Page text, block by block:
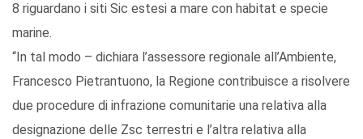
8 riguardano i siti Sic estesi a mare con habitat e specie
marine.
“In tal modo – dichiara l’assessore regionale all’Ambiente,
Francesco Pietrantuono, la Regione contribuisce a risolvere
due procedure di infrazione comunitarie una relativa alla
designazione delle Zsc terrestri e l’altra relativa alla